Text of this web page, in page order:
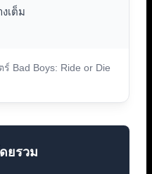
Bad Boys: Ride or Die
เต็ม
ยรวม